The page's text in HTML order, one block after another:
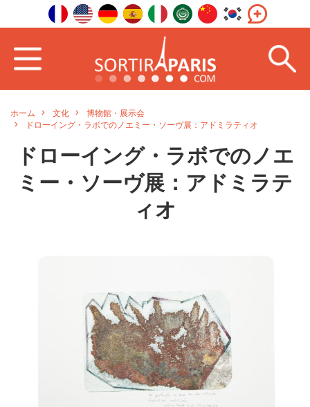
ホーム 文化
博物館・展示会
ドローイング・ラボでのノエミー・ソーヴ展：アドミラティオ
ドローイング・ラボでのノエ
ミー・ソーヴ展：アドミラテ
ィオ